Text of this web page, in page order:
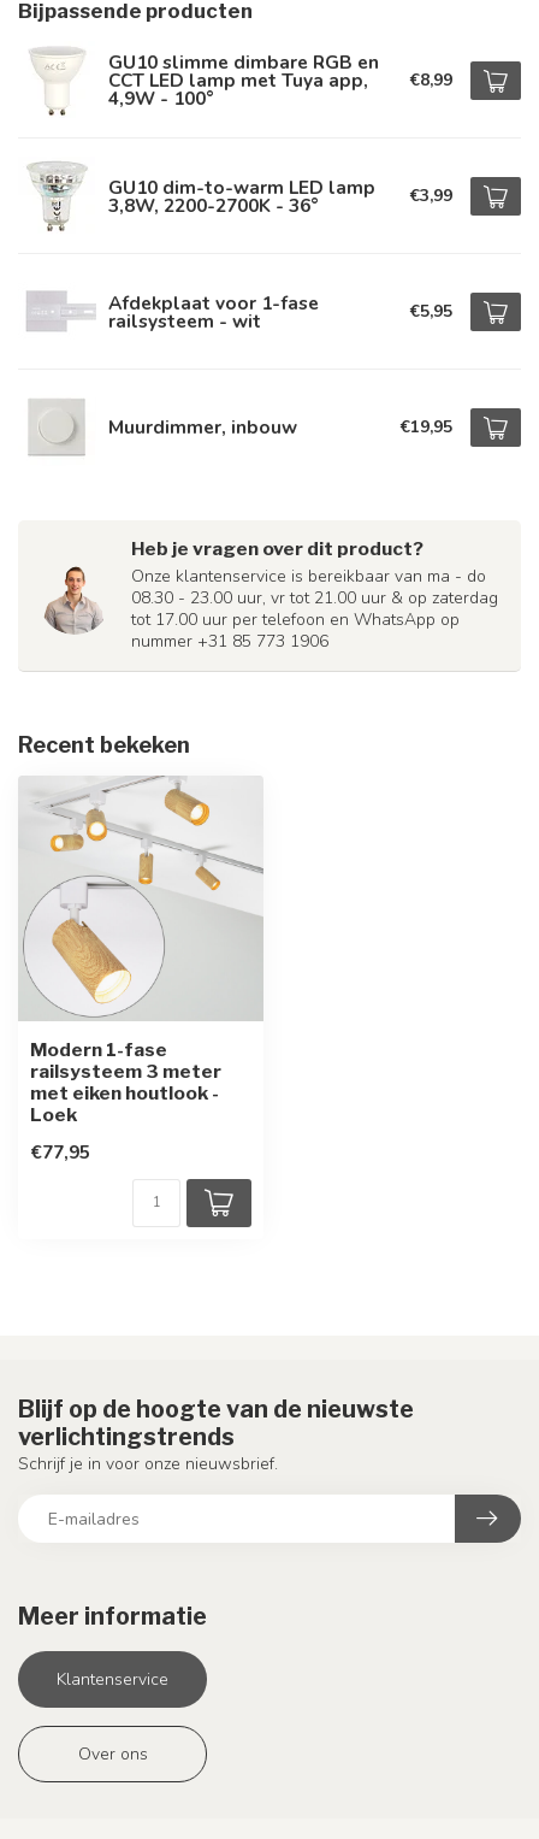
Bijpassende producten
GU10 slimme dimbare RGB en
CCT LED lamp met Tuya app,
4,9W - 100°
€8,99
GU10 dim-to-warm LED lamp
3,8W, 2200-2700K - 36° €3,99
Afdekplaat voor 1-fase
railsysteem - wit €5,95
Muurdimmer, inbouw €19,95
Heb je vragen over dit product?
Onze klantenservice is bereikbaar van ma - do
08.30 - 23.00 uur, vr tot 21.00 uur & op zaterdag
tot 17.00 uur per telefoon en WhatsApp op
nummer +31 85 773 1906
Recent bekeken
Modern 1-fase
railsysteem 3 meter
met eiken houtlook -
Loek
€77,95
Meer informatie
Klantenservice
Over ons
Blijf op de hoogte van de nieuwste
verlichtingstrends
Schrijf je in voor onze nieuwsbrief.